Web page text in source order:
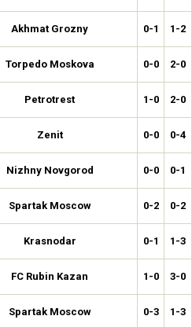
Akhmat Grozny 0-1 1-2
Torpedo Moskova 0-0 2-0
Petrotrest 1-0 2-0
Zenit 0-0 0-4
Nizhny Novgorod 0-0 0-1
Spartak Moscow 0-2 0-2
Krasnodar 0-1 1-3
FC Rubin Kazan 1-0 3-0
Spartak Moscow 0-3 1-3